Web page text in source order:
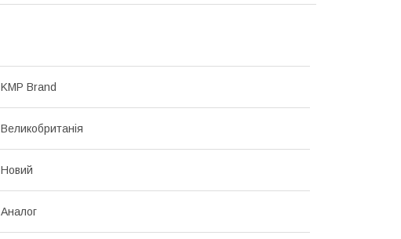
KMP Brand
Великобританія
Новий
Аналог